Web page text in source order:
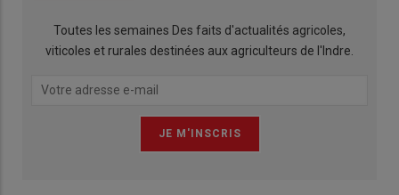
Toutes les semaines Des faits d'actualités agricoles,
viticoles et rurales destinées aux agriculteurs de l'Indre.